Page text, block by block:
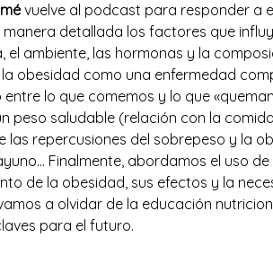
vuelve al podcast para responder a
detallada los factores que
el ambiente, las hormonas y la
obesidad como una enfermedad
lo que comemos y lo que
peso saludable (relación con la
las repercusiones del sobrepeso y la
Finalmente, abordamos el uso
de la obesidad, sus efectos y la
a olvidar de la educación
para el futuro.